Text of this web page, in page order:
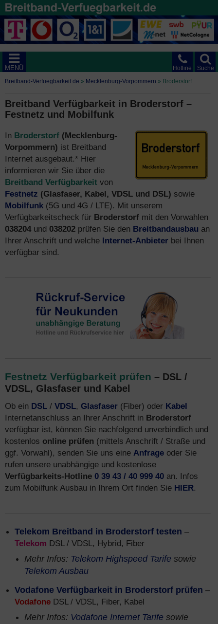
Suche
Hotline
MENÜ
Breitband-Verfuegbarkeit.de » Mecklenburg-Vorpommern » Broderstorf
Breitband Verfügbarkeit in Broderstorf –
Festnetz und Mobilfunk
In Broderstorf (Mecklenburg-
Vorpommern) ist Breitband
Internet ausgebaut.* Hier
informieren wir Sie über die
Breitband Verfügbarkeit von
Festnetz (Glasfaser, Kabel, VDSL und DSL) sowie
Mobilfunk (5G und 4G / LTE). Mit unserem
Verfügbarkeitscheck für Broderstorf mit den Vorwahlen
038204 und 038202 prüfen Sie den Breitbandausbau an
Ihrer Anschrift und welche Internet-Anbieter bei Ihnen
verfügbar sind.
Festnetz Verfügbarkeit prüfen – DSL /
VDSL, Glasfaser und Kabel
Ob ein DSL / VDSL, Glasfaser (Fiber) oder Kabel
Internetanschluss an Ihrer Anschrift in Broderstorf
verfügbar ist, können Sie nachfolgend unverbindlich und
kostenlos online prüfen (mittels Anschrift / Straße und
ggf. Vorwahl), senden Sie uns eine Anfrage oder Sie
rufen unsere unabhängige und kostenlose
Verfügbarkeits-Hotline 0 39 43 / 40 999 40 an. Infos
zum Mobilfunk Ausbau in Ihrem Ort finden Sie HIER.
Telekom Breitband in Broderstorf testen –
Telekom DSL / VDSL, Hybrid, Fiber
Mehr Infos: Telekom Highspeed Tarife sowie
Telekom Ausbau
Vodafone Verfügbarkeit in Broderstorf prüfen –
Vodafone DSL / VDSL, Fiber, Kabel
Mehr Infos: Vodafone Internet Tarife sowie